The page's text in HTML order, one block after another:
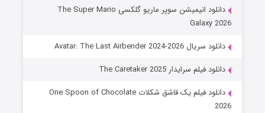
دانلود انیمیشن سوپر ماریو گلکسی The Super Mario
Galaxy 2026
دانلود سریال Avatar: The Last Airbender 2024-2026
دانلود فیلم سرایدار The Caretaker 2025
دانلود فیلم یک قاشق شکلات One Spoon of Chocolate
2026